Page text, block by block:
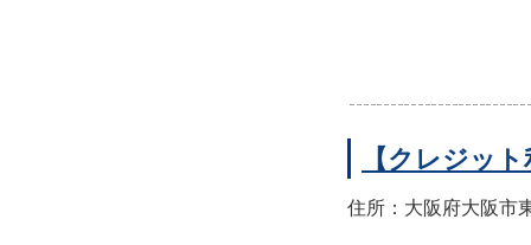
【クレジッ
住所：大阪府大阪市